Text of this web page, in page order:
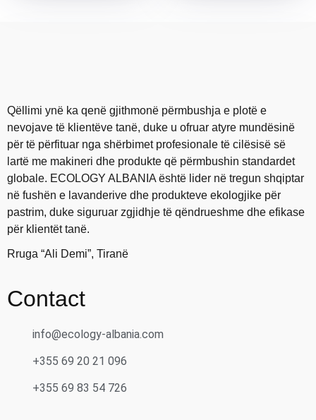
Qëllimi ynë ka qenë gjithmonë përmbushja e plotë e
nevojave të klientëve tanë, duke u ofruar atyre mundësinë
për të përfituar nga shërbimet profesionale të cilësisë së
lartë me makineri dhe produkte që përmbushin standardet
globale. ECOLOGY ALBANIA është lider në tregun shqiptar
në fushën e lavanderive dhe produkteve ekologjike për
pastrim, duke siguruar zgjidhje të qëndrueshme dhe efikase
për klientët tanë.
Rruga “Ali Demi”, Tiranë
Contact
info@ecology-albania.com
+355 69 20 21 096
+355 69 83 54 726